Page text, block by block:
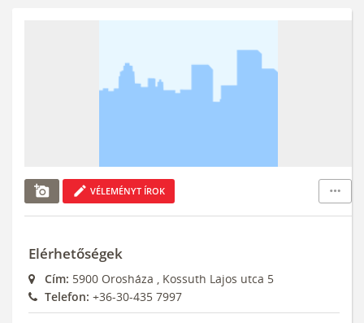
add_a_photo edit VÉLEMÉNYT ÍROK more_horiz
Elérhetőségek
Cím: 5900 Orosháza , Kossuth Lajos utca 5
Telefon: +36-30-435 7997